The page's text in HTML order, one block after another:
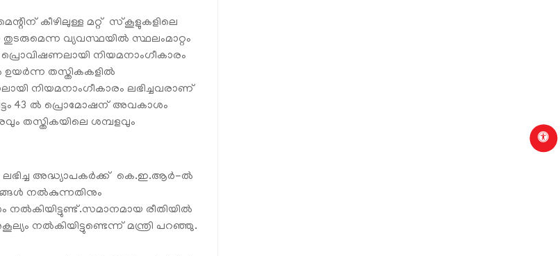
കീഴിലുള്ള മറ്റ് സ്‌കൂളുകളിലെ
തുടരുമെന്ന വ്യവസ്ഥയിൽ സ്ഥലംമാറ്റം
നിയമനാംഗീകാരം
തസ്തികകളിൽ
നിയമനാംഗീകാരം ലഭിച്ചവരാണ്
43 ൽ പ്രൊമോഷന് അവകാശം
തസ്തികയിലെ ശമ്പളവും
ലഭിച്ച അദ്ധ്യാപകർക്ക് കെ.ഇ.ആർ-ൽ
നൽകുന്നതിനും
നൽകിയിട്ടുണ്ട്.സമാനമായ രീതിയിൽ
നൽകിയിട്ടുണ്ടെന്ന് മന്ത്രി പറഞ്ഞു.